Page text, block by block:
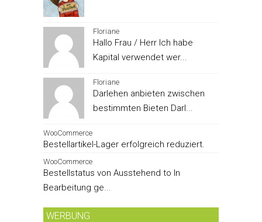
Floriane
Hallo Frau / Herr Ich habe
Kapital verwendet wer...
Floriane
Darlehen anbieten zwischen
bestimmten Bieten Darl...
WooCommerce
Bestellartikel-Lager erfolgreich reduziert.
WooCommerce
Bestellstatus von Ausstehend to In
Bearbeitung ge...
WERBUNG